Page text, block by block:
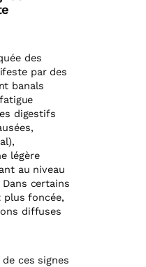
des
par des
banals
digestifs
légère
au niveau
certains
plus foncée,
diffuses
ces signes